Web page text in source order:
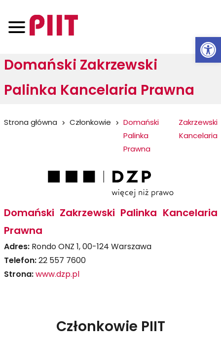
Domański Zakrzewski
Palinka Kancelaria Prawna
Jesteś
Strona główna Członkowie
Domański Zakrzewski
Palinka Kancelaria
Prawna
Domański Zakrzewski Palinka Kancelaria
Prawna
Adres:Rondo ONZ 1, 00-124 Warszawa
Telefon:22 557 7600
Strona:www.dzp.pl
Członkowie PIIT